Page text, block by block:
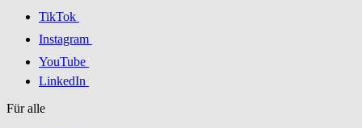
TikTok
Instagram
YouTube
LinkedIn
Für alle